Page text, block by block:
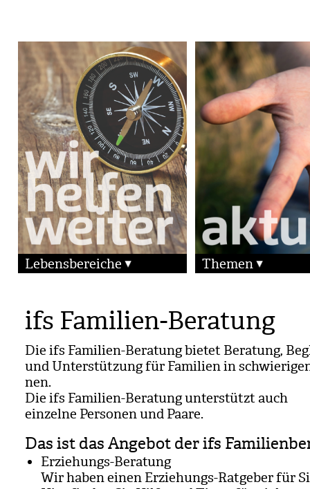
Lebensbereiche Themen
ifs Familien-Beratung
Die ifs Fami­lien-Bera­tung bie­tet Bera­tung,
und Unter­stüt­zung für Fami­lien in
nen.
Die ifs Fami­lien-Bera­tung unter­stützt auch
ein­zelne Per­so­nen und Paare.
Das ist das Angebot der ifs
Erzie­hungs-Bera­tung
Wir haben einen Erzie­hungs-Rat­ge­ber für